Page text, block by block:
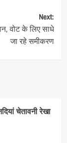
Next:
वोट के लिए साधे
जा रहे समीकरण
चेतावनी रेखा